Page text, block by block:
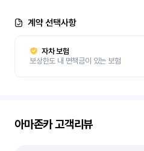
계약 선택사항
자차 보험
보상한도 내 면책금이 있는 보험
아마존카고객리뷰